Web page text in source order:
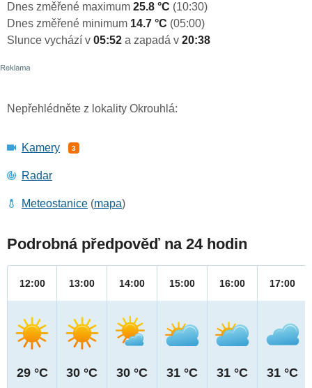
Dnes změřené maximum 25.8 °C (10:30)
Dnes změřené minimum 14.7 °C (05:00)
Slunce vychází v 05:52 a zapadá v 20:38
Nepřehlédněte z lokality Okrouhlá:
Kamery 3
Radar
Meteostanice (mapa)
Podrobná předpověď na 24 hodin
12:00
29 °C
13:00
30 °C
14:00
30 °C
15:00
31 °C
16:00
31 °C
17:00
31 °C